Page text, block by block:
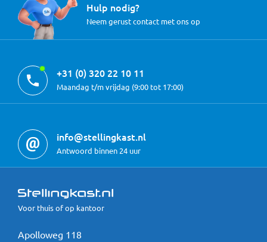
Hulp nodig?
Neem gerust contact met ons op
+31 (0) 320 22 10 11
Maandag t/m vrijdag (9:00 tot 17:00)
info@stellingkast.nl
Antwoord binnen 24 uur
Voor thuis of op kantoor
Apolloweg 118